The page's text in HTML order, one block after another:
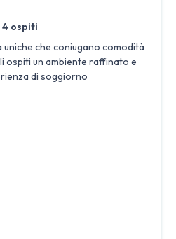
4 ospiti
che coniugano comodità
ospiti un ambiente raffinato e
di soggiorno